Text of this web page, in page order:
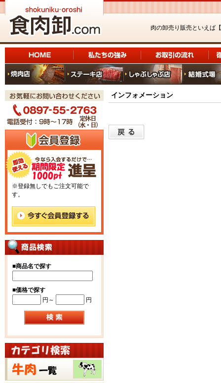
肉の卸売り販売といえば【
※登録無しでもご注文可能で
す。
■商品名で探す
■価格で探す
円～
円
インフォメーション